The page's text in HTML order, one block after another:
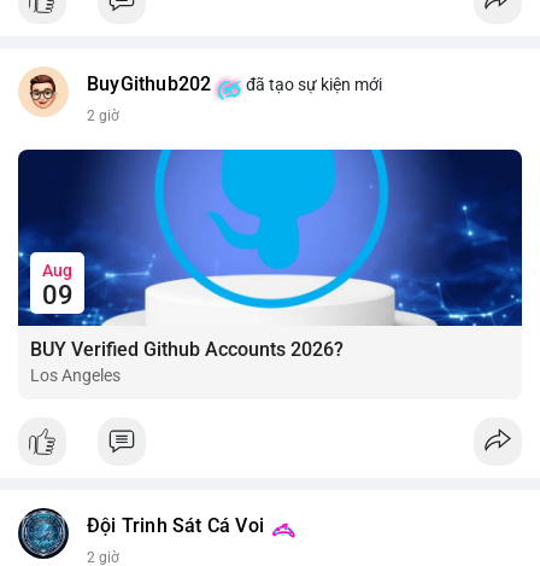
BuyGithub202 đã tạo sự kiện mới
2 giờ
Aug
09
BUY Verified Github Accounts 2026?
Los Angeles
Đội Trinh Sát Cá Voi
2 giờ